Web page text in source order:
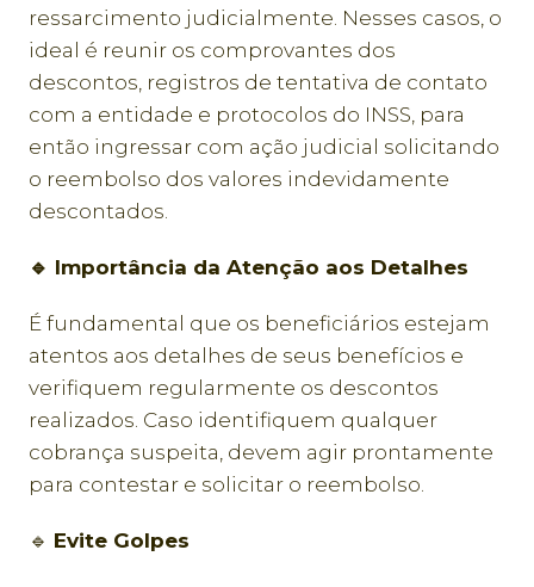
ressarcimento judicialmente. Nesses casos, o
ideal é reunir os comprovantes dos
descontos, registros de tentativa de contato
com a entidade e protocolos do INSS, para
então ingressar com ação judicial solicitando
o reembolso dos valores indevidamente
descontados.
🔹 Importância da Atenção aos Detalhes
É fundamental que os beneficiários estejam
atentos aos detalhes de seus benefícios e
verifiquem regularmente os descontos
realizados. Caso identifiquem qualquer
cobrança suspeita, devem agir prontamente
para contestar e solicitar o reembolso.
🔹 Evite Golpes